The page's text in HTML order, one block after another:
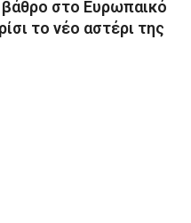
στο Ευρωπαικό
το νέο αστέρι της